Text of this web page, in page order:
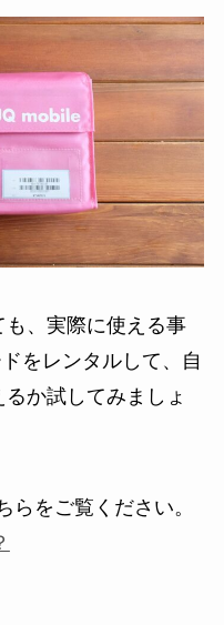
、実際に使える事
をレンタルして、自
か試してみましょ
らをご覧ください。